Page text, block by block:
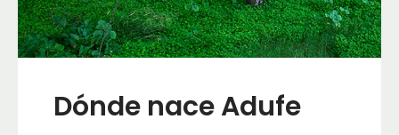
Dónde nace Adufe